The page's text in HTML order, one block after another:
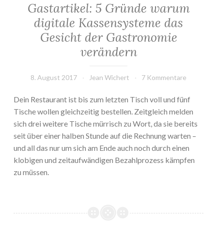
Gastartikel: 5 Gründe warum
digitale Kassensysteme das
Gesicht der Gastronomie
verändern
8. August 2017 Jean Wichert 7 Kommentare
Dein Restaurant ist bis zum letzten Tisch voll und fünf
Tische wollen gleichzeitig bestellen. Zeitgleich melden
sich drei weitere Tische mürrisch zu Wort, da sie bereits
seit über einer halben Stunde auf die Rechnung warten –
und all das nur um sich am Ende auch noch durch einen
klobigen und zeitaufwändigen Bezahlprozess kämpfen
zu müssen.